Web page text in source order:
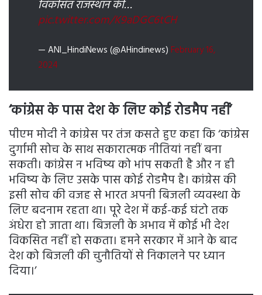
विकसित राजस्थान की…
pic.twitter.com/K9aDGC6tCH
— ANI_HindiNews (@AHindinews) February 16,
2024
‘कांग्रेस के पास देश के लिए कोई रोडमैप नहीं’
पीएम मोदी ने कांग्रेस पर तंज कसते हुए कहा कि ‘कांग्रेस
दुर्गामी सोच के साथ सकारात्मक नीतियां नहीं बना
सकती। कांग्रेस न भविष्य को भांप सकती है और न ही
भविष्य के लिए उसके पास कोई रोडमैप है। कांग्रेस की
इसी सोच की वजह से भारत अपनी बिजली व्यवस्था के
लिए बदनाम रहता था। पूरे देश में कई-कई घंटो तक
अंधेरा हो जाता था। बिजली के अभाव में कोई भी देश
विकसित नहीं हो सकता। हमने सरकार में आने के बाद
देश को बिजली की चुनौतियों से निकालने पर ध्यान
दिया।’